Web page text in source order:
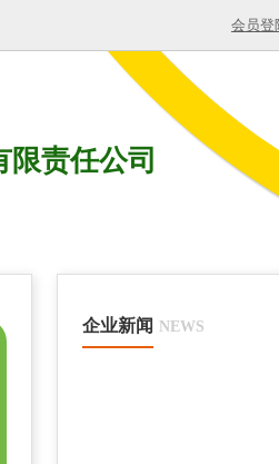
会员登
责任公司
企业新闻 NEWS